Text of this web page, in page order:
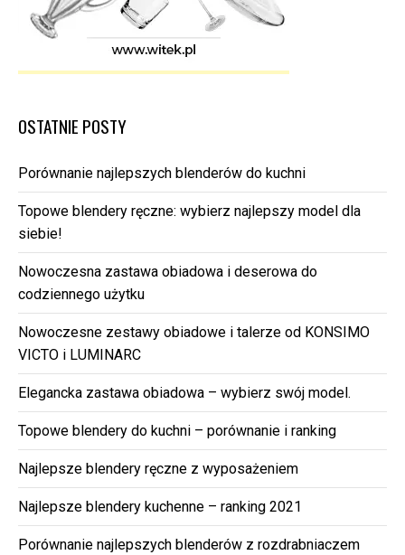
OSTATNIE POSTY
Porównanie najlepszych blenderów do kuchni
Topowe blendery ręczne: wybierz najlepszy model dla
siebie!
Nowoczesna zastawa obiadowa i deserowa do
codziennego użytku
Nowoczesne zestawy obiadowe i talerze od KONSIMO
VICTO i LUMINARC
Elegancka zastawa obiadowa – wybierz swój model.
Topowe blendery do kuchni – porównanie i ranking
Najlepsze blendery ręczne z wyposażeniem
Najlepsze blendery kuchenne – ranking 2021
Porównanie najlepszych blenderów z rozdrabniaczem